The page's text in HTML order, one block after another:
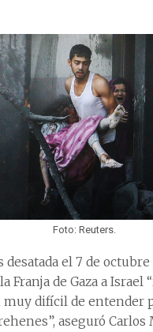
Foto: Reuters.
desatada el 7 de
Franja de Gaza a Israel
muy difícil de entender
aseguró Carlos